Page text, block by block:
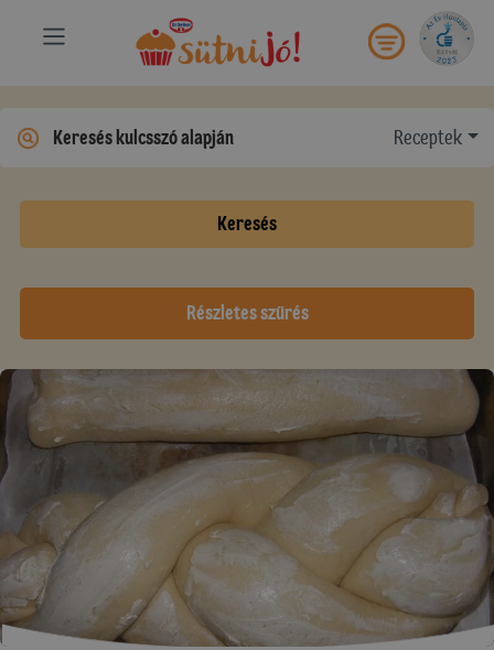
Receptek
Keresés
Részletes szűrés